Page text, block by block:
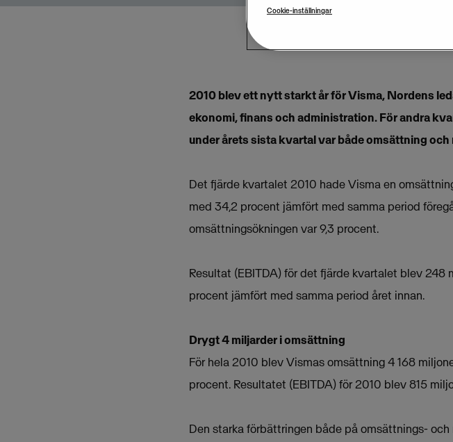
2010 blev ett nytt starkt år för Visma, Nordens
ekonomi, finans och administration. För andra
under årets sista kvartal var både omsättning
Det fjärde kvartalet 2010 hade Visma en
med 34,2 procent jämfört med samma period
omsättningsökningen var 9,3 procent.
Resultat (EBITDA) för det fjärde kvartalet blev 248
procent jämfört med samma period året innan.
Drygt 4 miljarder i omsättning
För hela 2010 blev Vismas omsättning 4 168
procent. Resultatet (EBITDA) för 2010 blev 815
Den starka förbättringen både på omsättnings-
Cookie-inställningar